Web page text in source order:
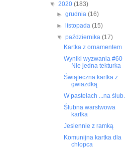
▼ 2020 (183)
► grudnia (16)
►
listopada (15)
▼ października (17)
Kartka z ornamentem
Wyniki wyzwania #60
Nie jedna tekturka
Świąteczna kartka z
gwiazdką
W pastelach ...na ślub.
Ślubna warstwowa
kartka
Jesiennie z ramką
Komunijna kartka dla
chłopca